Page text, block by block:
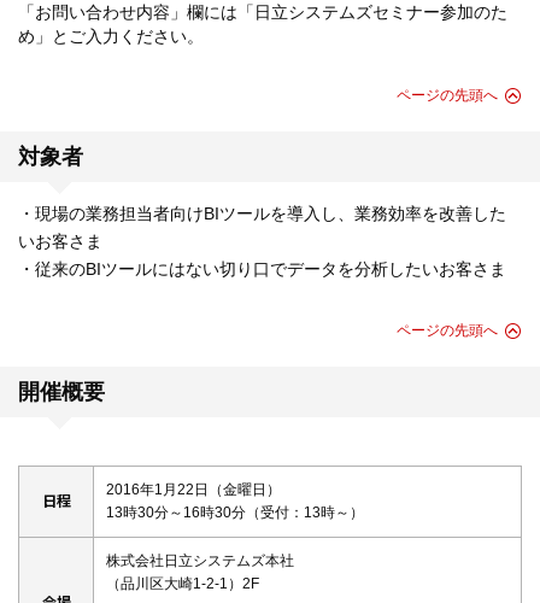
「お問い合わせ内容」欄には「日立システムズセミナー参加のた
め」とご入力ください。
ページの先頭へ
対象者
・現場の業務担当者向けBIツールを導入し、業務効率を改善した
いお客さま
・従来のBIツールにはない切り口でデータを分析したいお客さま
ページの先頭へ
開催概要
日程
2016年1月22日（金曜日）
13時30分～16時30分（受付：13時～）
株式会社日立システムズ本社
（品川区大崎1-2-1）2F